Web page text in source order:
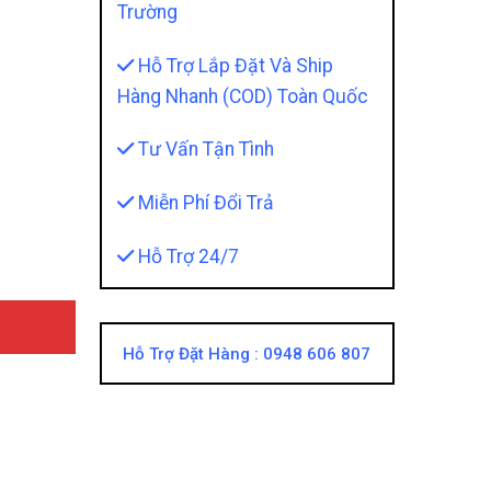
Mang Đến Cho Bạn Những Tiện Ích Tuyệt Vời quantity
Trường
Hỗ Trợ Lắp Đặt Và Ship
Hàng Nhanh (COD) Toàn Quốc
Tư Vấn Tận Tình
Miễn Phí Đổi Trả
Hỗ Trợ 24/7
Hỗ Trợ Đặt Hàng : 0948 606 807